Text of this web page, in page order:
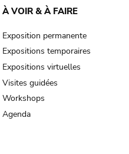
À VOIR & À FAIRE
Exposition permanente
Expositions temporaires
Expositions virtuelles
Visites guidées
Workshops
Agenda